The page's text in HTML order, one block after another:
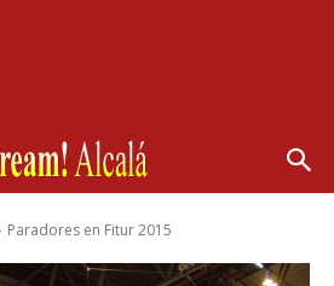
Paradores en Fitur 2015